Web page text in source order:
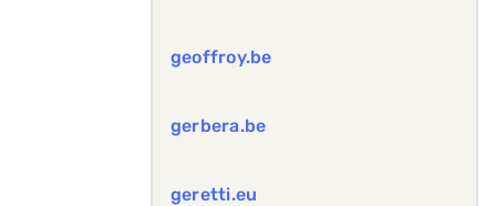
geoffroy.be
gerbera.be
geretti.eu